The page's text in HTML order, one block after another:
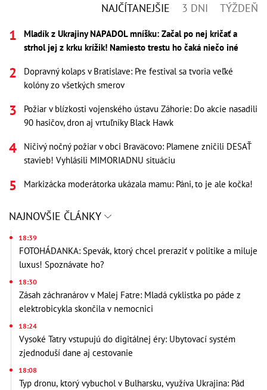
NAJČÍTANEJŠIE 3 DNI TÝŽDEŇ
Mladík z Ukrajiny NAPADOL mníšku: Začal po nej kričať a
strhol jej z krku krížik! Namiesto trestu ho čaká niečo iné
Dopravný kolaps v Bratislave: Pre festival sa tvoria veľké
kolóny zo všetkých smerov
Požiar v blízkosti vojenského ústavu Záhorie: Do akcie nasadili
90 hasičov, dron aj vrtuľníky Black Hawk
Ničivý nočný požiar v obci Braväcovo: Plamene zničili DESAŤ
stavieb! Vyhlásili MIMORIADNU situáciu
Markizácka moderátorka ukázala mamu: Páni, to je ale kočka!
NAJNOVŠIE ČLÁNKY
18:39
FOTOHÁDANKA: Spevák, ktorý chcel preraziť v politike a miluje
luxus! Spoznávate ho?
18:30
Zásah záchranárov v Malej Fatre: Mladá cyklistka po páde z
elektrobicykla skončila v nemocnici
18:24
Vysoké Tatry vstupujú do digitálnej éry: Ubytovací systém
zjednoduší dane aj cestovanie
18:08
Typ dronu, ktorý vybuchol v Bulharsku, využíva Ukrajina: Pád